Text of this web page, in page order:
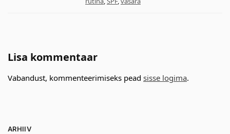
Lisa kommentaar
Vabandust, kommenteerimiseks pead sisse logima.
ARHIIV